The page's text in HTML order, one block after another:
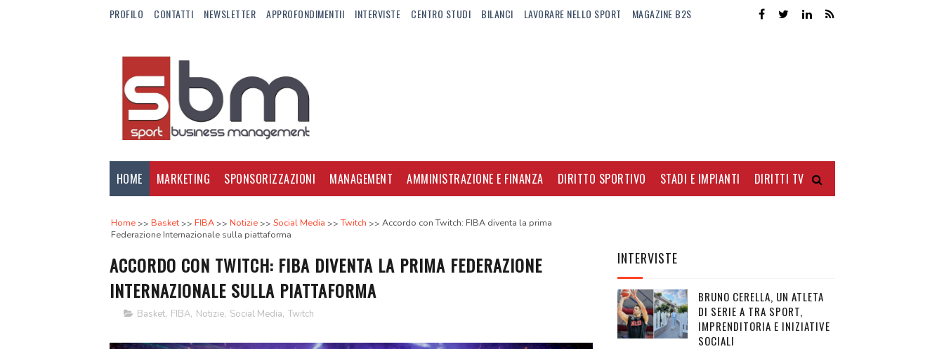
PROFILO CONTATTI NEWSLETTER APPROFONDIMENTII INTERVISTE CENTRO STUDI BILANCI LAVORARE NELLO SPORT MAGAZINE B2S
HOME MARKETING SPONSORIZZAZIONI MANAGEMENT AMMINISTRAZIONE E FINANZA DIRITTO SPORTIVO STADI E IMPIANTI DIRITTI TV
Home Basket FIBA Notizie Social Media Twitch
Accordo con Twitch: FIBA diventa la prima
Federazione Internazionale sulla piattaforma
ACCORDO CON TWITCH: FIBA DIVENTA LA PRIMA FEDERAZIONE
INTERNAZIONALE SULLA PIATTAFORMA
Basket, FIBA, Notizie, Social Media, Twitch
INTERVISTE
BRUNO CERELLA, UN ATLETA
DI SERIE A TRA SPORT,
IMPRENDITORIA E INIZIATIVE
SOCIALI